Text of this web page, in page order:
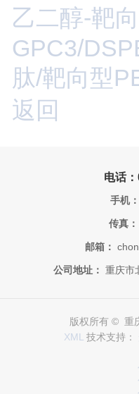
乙二醇-靶
GPC3/
肽/靶向型
返回
电话
手机：
传真：
邮箱：
公司地址： 重庆市
版权所有 © 重
XML 技术支持：